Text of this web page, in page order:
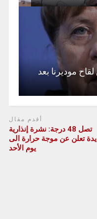
موديرنا بعد
أقدم مقال
تصل 48 درجة: نشرة إنذارية
تعلن عن موجة حرارة الى
يوم الأحد